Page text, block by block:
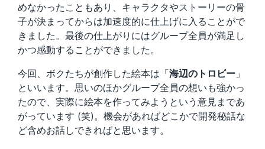
めなかったこともあり、キャラクタやストーリーの骨
子が決まってからは加速度的に仕上げに入ることがで
きました。最後の仕上がりにはグループ全員が満足し
かつ感動することができました。
今回、ボクたちが創作した絵本は「海辺のトロビー 」
といいます。思いのほかグループ全員の想いも強かっ
たので、実際に絵本を作ってみようという意見まであ
がっています (笑)。機会があればどこかで開発秘話な
ど含めお話しできればと思います。